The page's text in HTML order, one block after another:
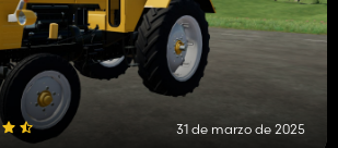
31 de marzo de 2025